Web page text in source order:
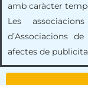
amb caràcter
Les
d’Associacions
afectes de